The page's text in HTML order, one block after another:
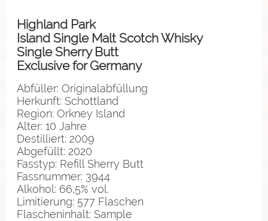
Highland Park
Island Single Malt Scotch Whisky
Single Sherry Butt
Exclusive for Germany
Abfüller: Originalabfüllung
Herkunft: Schottland
Region: Orkney Island
Alter: 10 Jahre
Destilliert: 2009
Abgefüllt: 2020
Fasstyp: Refill Sherry Butt
Fassnummer: 3944
Alkohol: 66,5% vol.
Limitierung: 577 Flaschen
Flascheninhalt: Sample